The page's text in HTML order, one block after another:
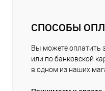
СПОСОБЫ
Вы можете оплатить
или по банковской
в одном из наших